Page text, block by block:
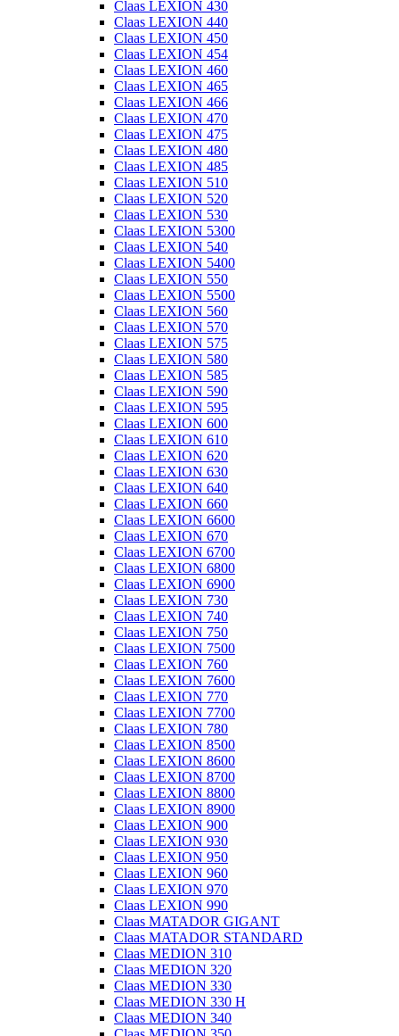
Claas LEXION 430
Claas LEXION 440
Claas LEXION 450
Claas LEXION 454
Claas LEXION 460
Claas LEXION 465
Claas LEXION 466
Claas LEXION 470
Claas LEXION 475
Claas LEXION 480
Claas LEXION 485
Claas LEXION 510
Claas LEXION 520
Claas LEXION 530
Claas LEXION 5300
Claas LEXION 540
Claas LEXION 5400
Claas LEXION 550
Claas LEXION 5500
Claas LEXION 560
Claas LEXION 570
Claas LEXION 575
Claas LEXION 580
Claas LEXION 585
Claas LEXION 590
Claas LEXION 595
Claas LEXION 600
Claas LEXION 610
Claas LEXION 620
Claas LEXION 630
Claas LEXION 640
Claas LEXION 660
Claas LEXION 6600
Claas LEXION 670
Claas LEXION 6700
Claas LEXION 6800
Claas LEXION 6900
Claas LEXION 730
Claas LEXION 740
Claas LEXION 750
Claas LEXION 7500
Claas LEXION 760
Claas LEXION 7600
Claas LEXION 770
Claas LEXION 7700
Claas LEXION 780
Claas LEXION 8500
Claas LEXION 8600
Claas LEXION 8700
Claas LEXION 8800
Claas LEXION 8900
Claas LEXION 900
Claas LEXION 930
Claas LEXION 950
Claas LEXION 960
Claas LEXION 970
Claas LEXION 990
Claas MATADOR GIGANT
Claas MATADOR STANDARD
Claas MEDION 310
Claas MEDION 320
Claas MEDION 330
Claas MEDION 330 H
Claas MEDION 340